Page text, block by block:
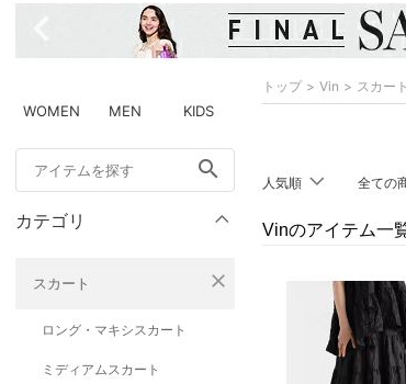
WOMEN MEN KIDS
search
カテゴリ
スカート close
ロング・マキシスカート
ミディアムスカート
トップ Vin スカート
人気順 全ての
Vinのアイテム一